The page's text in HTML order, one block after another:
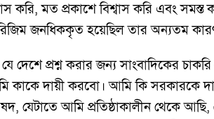
করি, মত প্রকাশে বিশ্বাস করি এবং
জনধিককৃত হয়েছিল তার অন্যতম কারণ
প্রশ্ন করার জন্য সাংবাদিকের
কাকে দায়ী করবো। আমি কি সরকারকে
আমি প্রতিষ্ঠাকালীন থেকে আছি,